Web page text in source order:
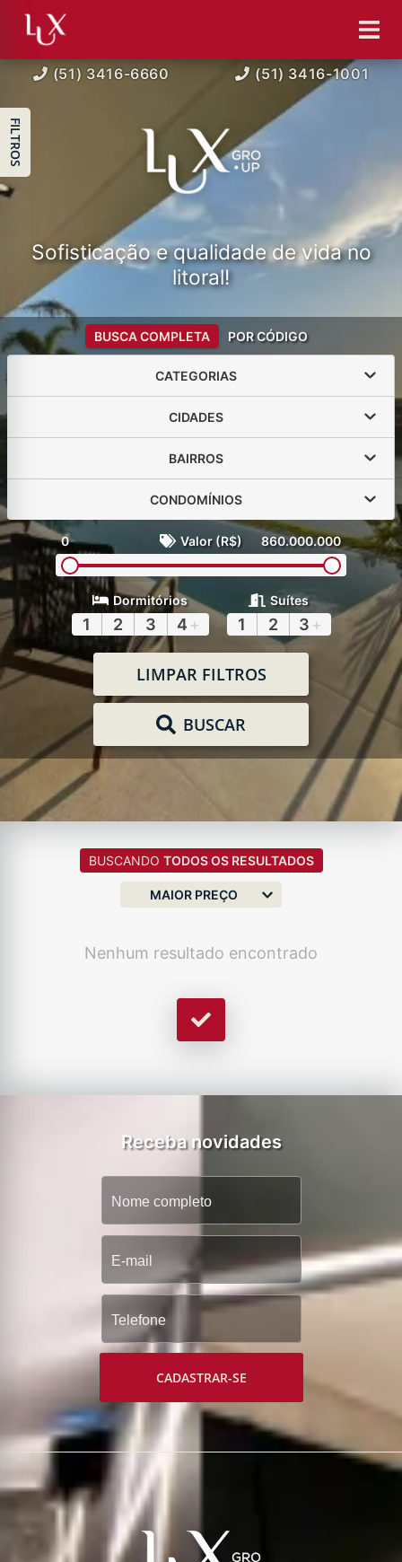
(51) 3416-6660 (51) 3416-1001
Sofisticação e qualidade de vida no
litoral!
BUSCA COMPLETA POR CÓDIGO
CATEGORIAS
CIDADES
BAIRROS
CONDOMÍNIOS
0 Valor (R$) 860.000.000
Dormitórios
1 2 3 4 +
Suítes
1 2 3 +
LIMPAR FILTROS
BUSCAR
FILTROS
BUSCANDO TODOS OS RESULTADOS
MAIOR PREÇO
Nenhum resultado encontrado
Receba novidades
CADASTRAR-SE